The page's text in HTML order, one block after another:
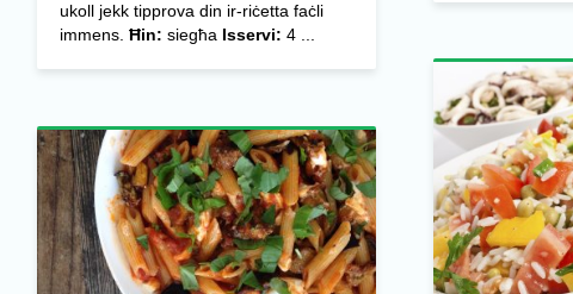
ukoll jekk tipprova din ir-riċetta faċli
immens. Ħin: siegħa Isservi: 4 ...